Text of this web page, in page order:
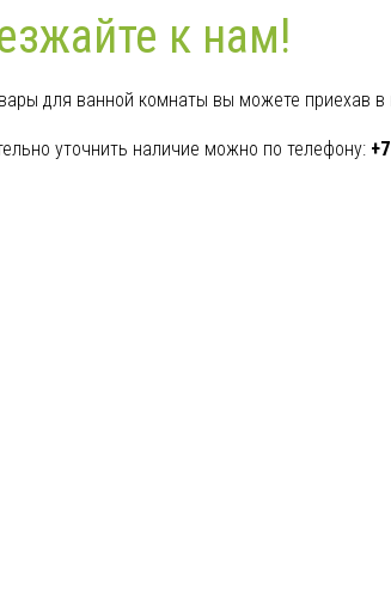
к нам!
для ванной комнаты вы можете приехав
уточнить наличие можно по телефону: